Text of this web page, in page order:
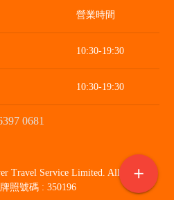
add
營業時間
10:30-19:30
10:30-19:30
0681
Travel Service Limited. All rights
照號碼 : 350196